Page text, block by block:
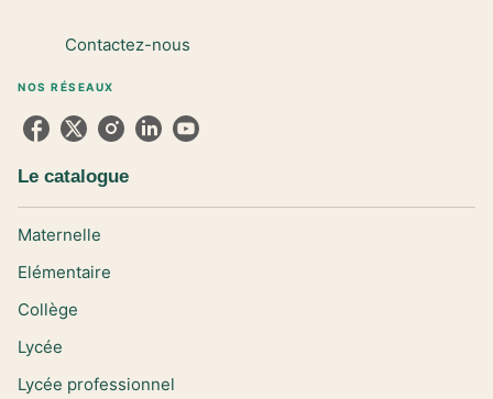
Contactez-nous
NOS RÉSEAUX
Le catalogue
Maternelle
Elémentaire
Collège
Lycée
Lycée professionnel